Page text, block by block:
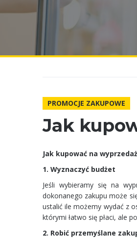
PROMOCJE ZAKUPOWE
Jak
Jak kupować na
1. Wyznaczyć budżet
Jeśli wybieramy się na
dokonanego zakupu może
ustalić ile możemy wydać z
którymi łatwo się płaci, ale
2. Robić przemyślane